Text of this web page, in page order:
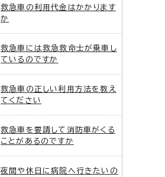
救急車の利用代金はかかります
か
救急車には救急救命士が乗車し
ているのですか
救急車の正しい利用方法を教え
てください
救急車を要請して消防車がくる
ことがあるのですか
夜間や休日に病院へ行きたいの